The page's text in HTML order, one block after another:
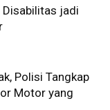
Disabilitas jadi
Polisi Tangkap
Motor yang